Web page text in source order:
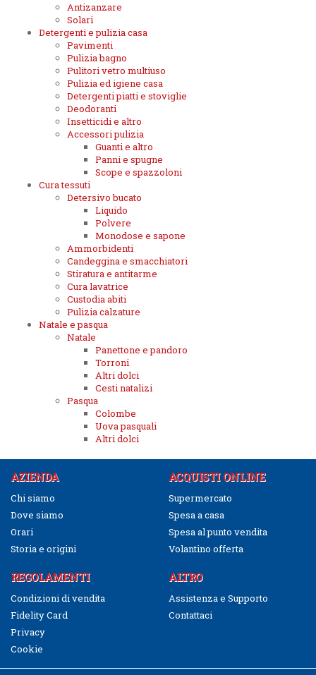
Antizanzare
Solari
Detergenti e pulizia casa
Pavimenti
Pulizia bagno
Pulitori vetro multiuso
Pulizia ed igiene casa
Detergenti piatti e stoviglie
Deodoranti
Insetticidi e altro
Accessori pulizia
Guanti e altro
Panni e spugne
Scope e spazzoloni
Cura tessuti
Detersivo bucato
Liquido
Polvere
Monodose e sapone
Ammorbidenti
Candeggina e smacchiatori
Stiratura e antitarme
Cura lavatrice
Custodia abiti
Pulizia calzature
Natale e pasqua
Natale
Panettone e pandoro
Torroni
Altri dolci
Cesti natalizi
Pasqua
Colombe
Uova pasquali
Altri dolci
AZIENDA
Chi siamo
Dove siamo
Orari
Storia e origini
ACQUISTI ONLINE
Supermercato
Spesa a casa
Spesa al punto vendita
Volantino offerta
REGOLAMENTI
Condizioni di vendita
Fidelity Card
Privacy
Cookie
ALTRO
Assistenza e Supporto
Contattaci